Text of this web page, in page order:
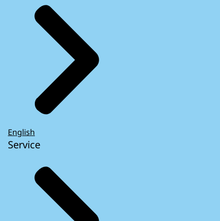
English
Service